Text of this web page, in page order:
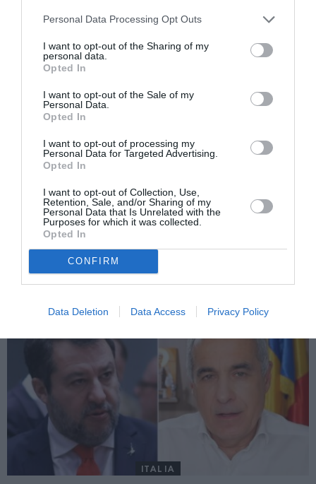
Personal Data Processing Opt Outs
I want to opt-out of the Sharing of my
personal data.
Opted In
I want to opt-out of the Sale of my
Personal Data.
Opted In
I want to opt-out of processing my
Personal Data for Targeted Advertising.
Opted In
I want to opt-out of Collection, Use,
Retention, Sale, and/or Sharing of my
Personal Data that Is Unrelated with the
Purposes for which it was collected.
Opted In
CONFIRM
Data Deletion Data Access Privacy Policy
STIRI ITALIA STIRI ROMANIA
Jaf la Aeroportul Otopeni, români din
diaspora păcăliți de firme care închiriază
conturi
Următorul articol
insistă să poarte mască: «E vorba de
respect»
AȚI PUTEA DORI DE
ASEMENEA
ITALIA